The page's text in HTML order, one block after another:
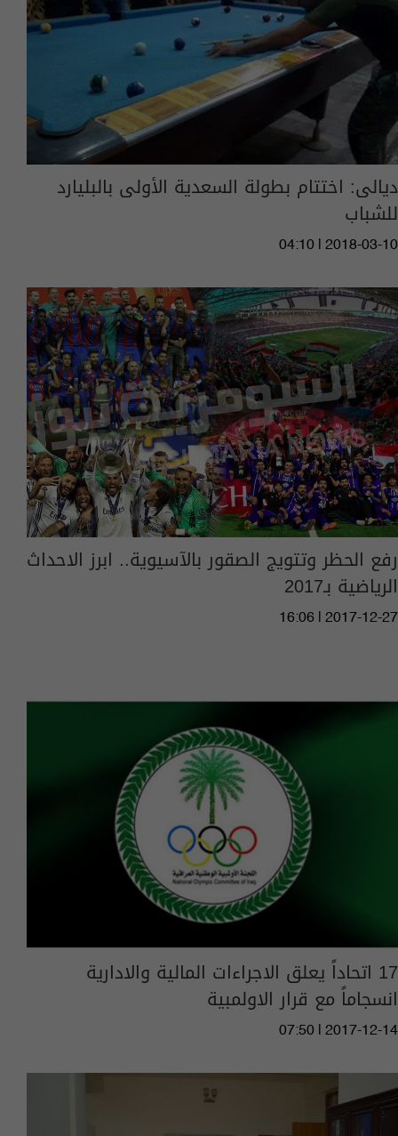
ديالى: اختتام بطولة السعدية الأولى بالبليارد
للشباب
04:10 | 2018-03-10
رفع الحظر وتتويج الصقور بالآسيوية.. ابرز الاحداث
الرياضية بـ2017
16:06 | 2017-12-27
17 اتحاداً يعلق الاجراءات المالية والادارية
انسجاماً مع قرار الاولمبية
07:50 | 2017-12-14